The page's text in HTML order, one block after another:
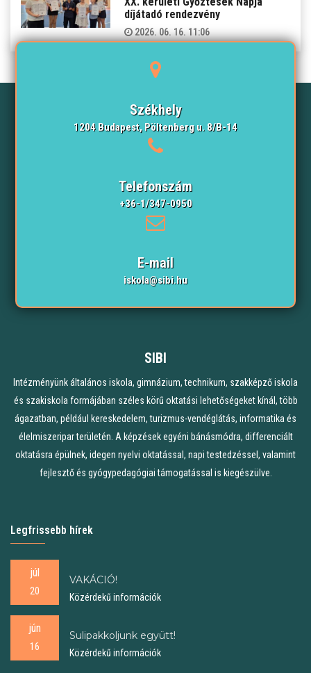
díjátadó rendezvény
2026. 06. 16. 11:06
Székhely
1204 Budapest, Pöltenberg u. 8/B-14
Telefonszám
+36-1/347-0950
E-mail
iskola@sibi.hu
SIBI
Intézményünk általános iskola, gimnázium, technikum, szakképző iskola
és szakiskola formájában széles körű oktatási lehetőségeket kínál, több
ágazatban, például kereskedelem, turizmus-vendéglátás, informatika és
élelmiszeripar területén. A képzések egyéni bánásmódra, differenciált
oktatásra épülnek, idegen nyelvi oktatással, napi testedzéssel, valamint
fejlesztő és gyógypedagógiai támogatással is kiegészülve.
Legfrissebb hírek
júl
20
VAKÁCIÓ!
Közérdekű információk
jún
16
Sulipakkoljunk együtt!
Közérdekű információk